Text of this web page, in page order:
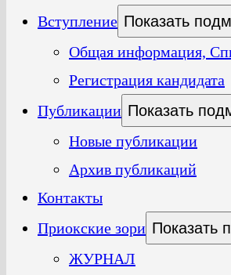
Вступление Показать
Общая информация,
Регистрация кандидата
Публикации Показать
Новые публикации
Архив публикаций
Контакты
Приокские зори Показать
ЖУРНАЛ